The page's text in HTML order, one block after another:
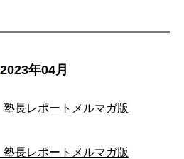
2023年04月
長レポートメルマガ版
長レポートメルマガ版